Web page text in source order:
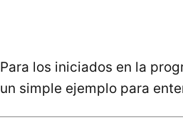
Para los iniciados en la
un simple ejemplo para